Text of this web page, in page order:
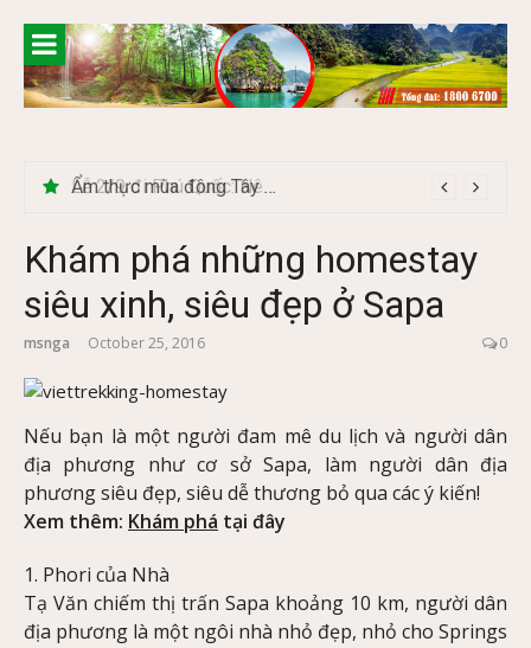
content
Ẩm thực mùa đông Tây Bắc có gì đặc biệt
Khám phá những homestay
siêu xinh, siêu đẹp ở Sapa
msnga October 25, 2016 0
Nếu bạn là một người đam mê du lịch và người dân
địa phương như cơ sở Sapa, làm người dân địa
phương siêu đẹp, siêu dễ thương bỏ qua các ý kiến!
Xem thêm: Khám phá tại đây
1. Phori của Nhà
Tạ Văn chiếm thị trấn Sapa khoảng 10 km, người dân
địa phương là một ngôi nhà nhỏ đẹp, nhỏ cho Springs